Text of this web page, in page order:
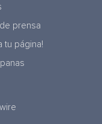
prensa
tu página!